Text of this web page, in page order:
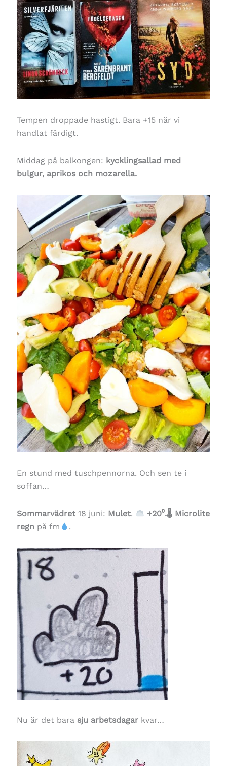
Tempen droppade hastigt. Bara +15 när vi
handlat färdigt.
Middag på balkongen: kycklingsallad med
bulgur, aprikos och mozarella.
En stund med tuschpennorna. Och sen te i
soffan…
Sommarvädret18 juni: Mulet. +20⁰.🌡 Microlite
regn på fm .
Nu är det bara sju arbetsdagarkvar…